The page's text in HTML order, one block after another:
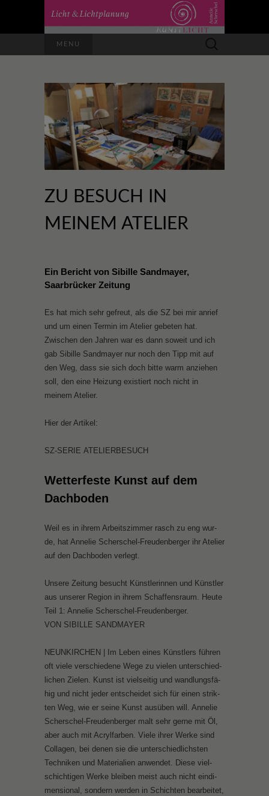
MENU
nach:
ZU BESUCH IN
MEINEM ATELIER
Ein Bericht von Sibille Sandmayer,
Saarbrücker Zeitung
Es hat mich sehr gefreut, als die SZ bei mir anrief
und um einen Termin im Atelier gebeten hat.
Zwischen den Jahren war es dann soweit und ich
gab Sibille Sandmayer nur noch den Tipp mit auf
den Weg, dass sie sich doch bitte warm anziehen
soll, den eine Heizung existiert noch nicht in
meinem Atelier.
Hier der Artikel:
SZ-SE­RIE ATE­LIER­BE­SUCH
Wet­ter­fes­te Kunst auf dem
Dach­bo­den
Weil es in ih­rem Ar­beits­zim­mer rasch zu eng wur­
de, hat An­ne­lie Scher­schel-Freu­den­ber­ger ihr Ate­lier
auf den Dach­bo­den ver­legt.
Un­se­re Zei­tung be­sucht Künst­le­rin­nen und Künst­ler
aus un­se­rer Re­gi­on in ih­rem Schaf­fens­raum. Heu­te
Teil 1: An­ne­lie Scher­schel-Freu­den­ber­ger.
VON SI­BIL­LE SAND­MAY­ER
NEUN­KIR­CHEN | Im Le­ben ei­nes Künst­lers füh­ren
oft vie­le ver­schie­de­ne We­ge zu vie­len un­ter­schied­
li­chen Zie­len. Kunst ist viel­sei­tig und wand­lungs­fä­
hig und nicht je­der ent­schei­det sich für ei­nen strik­
ten Weg, wie er sei­ne Kunst aus­üben will. An­ne­lie
Scher­schel-Freu­den­ber­ger malt sehr ger­ne mit Öl,
aber auch mit Acryl­far­ben. Vie­le ih­rer Wer­ke sind
Col­la­gen, bei de­nen sie die un­ter­schied­lichs­ten
Tech­ni­ken und Ma­te­ria­li­en an­wen­det. Die­se viel­
schich­ti­gen Wer­ke blei­ben meist auch nicht ein­di­
men­sio­nal, son­dern wer­den in Schich­ten be­ar­bei­tet,